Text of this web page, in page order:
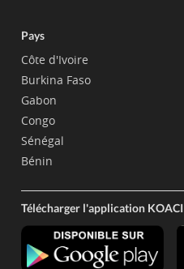
Pays
Côte d'Ivoire
Burkina Faso
Gabon
Congo
Sénégal
Bénin
Télécharger l'application KOACI